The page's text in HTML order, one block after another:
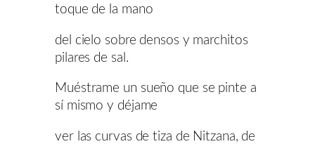
toque de la mano
del cielo sobre densos y marchitos
pilares de sal.
Muéstrame un sueño que se pinte a
sí mismo y déjame
ver las curvas de tiza de Nitzana, de